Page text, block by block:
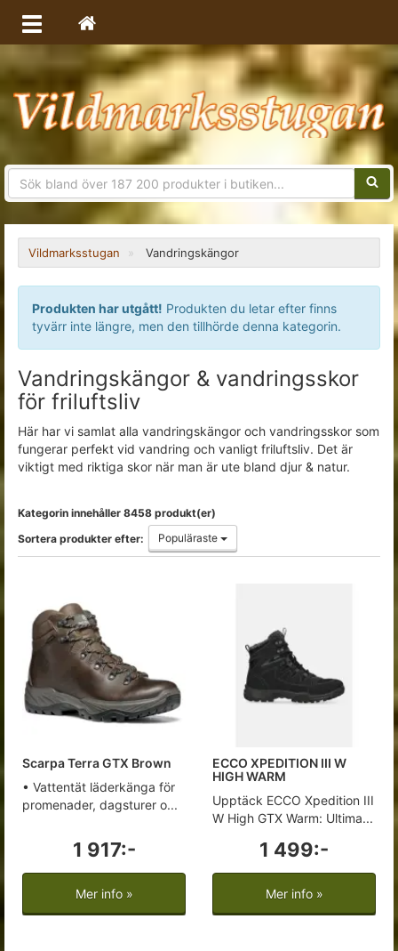
Vildmarksstugan Vandringskängor
Produkten har utgått! Produkten du letar efter finns
tyvärr inte längre, men den tillhörde denna kategorin.
Vandringskängor & vandringsskor
för friluftsliv
Här har vi samlat alla vandringskängor och vandringsskor som
fungerar perfekt vid vandring och vanligt friluftsliv. Det är
viktigt med riktiga skor när man är ute bland djur & natur.
Kategorin innehåller 8458 produkt(er)
Sortera produkter efter:
Populäraste
Scarpa Terra GTX Brown
• Vattentät läderkänga för
promenader, dagsturer o...
1 917:-
Mer info »
ECCO XPEDITION III W
HIGH WARM
Upptäck ECCO Xpedition III
W High GTX Warm: Ultima...
1 499:-
Mer info »